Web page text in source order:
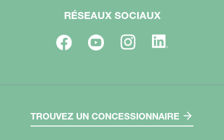
RÉSEAUX SOCIAUX
TROUVEZ UN CONCESSIONNAIRE